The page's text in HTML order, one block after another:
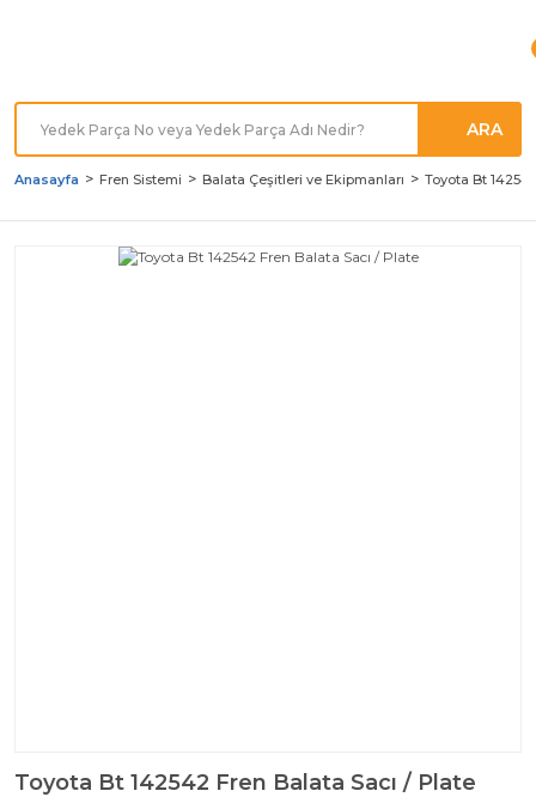
ARA
Anasayfa Fren Sistemi Balata Çeşitleri ve Ekipmanları Toyota Bt
Toyota Bt 142542 Fren Balata Sacı / Plate